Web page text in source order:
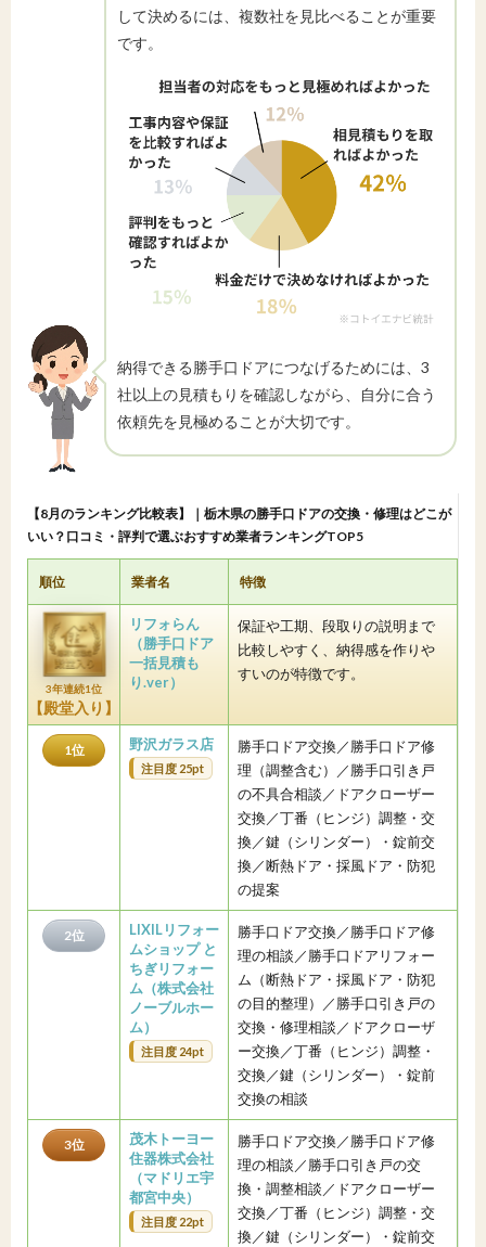
して決めるには、複数社を見比べることが重要
です。
納得できる勝手口ドアにつなげるためには、3
社以上の見積もりを確認しながら、自分に合う
依頼先を見極めることが大切です。
【8月のランキング比較表】｜栃木県の勝手口ドアの交換・修理はどこが
いい？口コミ・評判で選ぶおすすめ業者ランキングTOP5
順位 業者名 特徴
3年連続1位
【殿堂入り】
リフォらん
（勝手口ドア
一括見積も
り.ver）
保証や工期、段取りの説明まで
比較しやすく、納得感を作りや
すいのが特徴です。
1位 野沢ガラス店
注目度 25pt
勝手口ドア交換／勝手口ドア修
理（調整含む）／勝手口引き戸
の不具合相談／ドアクローザー
交換／丁番（ヒンジ）調整・交
換／鍵（シリンダー）・錠前交
換／断熱ドア・採風ドア・防犯
の提案
2位
LIXILリフォー
ムショップ と
ちぎリフォー
ム（株式会社
ノーブルホー
ム）
注目度 24pt
勝手口ドア交換／勝手口ドア修
理の相談／勝手口ドアリフォー
ム（断熱ドア・採風ドア・防犯
の目的整理）／勝手口引き戸の
交換・修理相談／ドアクローザ
ー交換／丁番（ヒンジ）調整・
交換／鍵（シリンダー）・錠前
交換の相談
3位
茂木トーヨー
住器株式会社
（マドリエ宇
都宮中央）
注目度 22pt
勝手口ドア交換／勝手口ドア修
理の相談／勝手口引き戸の交
換・調整相談／ドアクローザー
交換／丁番（ヒンジ）調整・交
換／鍵（シリンダー）・錠前交